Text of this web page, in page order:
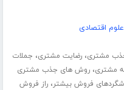
اقتصادی
مشتری،رضایت مشتری، جملات
مشتری،روش های جذب مشتری
شگردهای فروش بیشتر،راز فروش